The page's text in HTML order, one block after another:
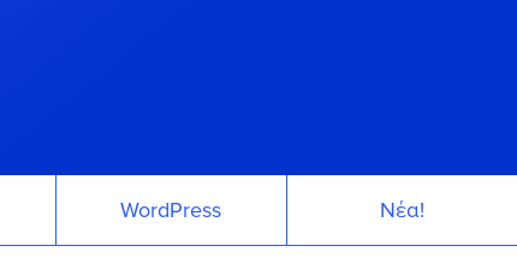
WordPress Νέα!